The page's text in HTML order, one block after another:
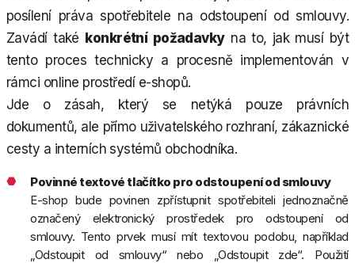
posílení práva spotřebitele na odstoupení od smlouvy.
Zavádí také konkrétní požadavkyna to, jak musí být
tento proces technicky a procesně implementován v
rámci online prostředí e-shopů.
Jde o zásah, který se netýká pouze právních
dokumentů, ale přímo uživatelského rozhraní, zákaznické
cesty a interních systémů obchodníka.
Povinné textové tlačítko pro odstoupení od smlouvy
E-shop bude povinen zpřístupnit spotřebiteli jednoznačně
označený elektronický prostředek pro odstoupení od
smlouvy. Tento prvek musí mít textovou podobu, například
„Odstoupit od smlouvy“ nebo „Odstoupit zde“. Použití